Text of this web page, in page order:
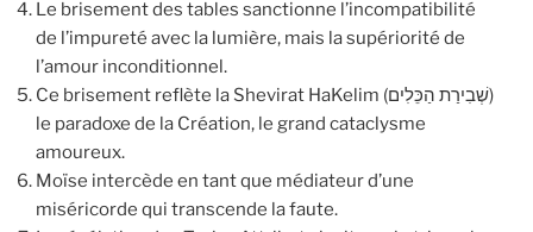
Le brisement des tables sanctionne l’incompatibilité
de l’impureté avec la lumière, mais la supériorité de
l’amour inconditionnel.
Ce brisement reflète la Shevirat HaKelim (שְׁבִירַת הַכֵּלִים)
le paradoxe de la Création, le grand cataclysme
amoureux.
Moïse intercède en tant que médiateur d’une
miséricorde qui transcende la faute.